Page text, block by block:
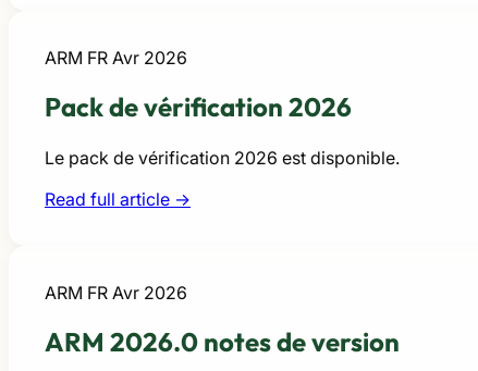
ARM FR Avr 2026
Pack de vérification 2026
Le pack de vérification 2026 est disponible.
Read full article →
ARM FR Avr 2026
ARM 2026.0 notes de version